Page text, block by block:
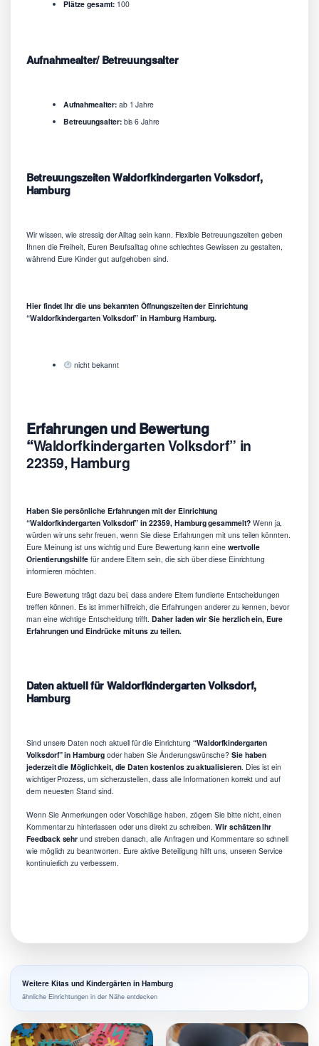
Plätze gesamt:100
Aufnahmealter/ Betreuungsalter
Aufnahmealter:ab 1 Jahre
Betreuungsalter:bis 6 Jahre
Betreuungszeiten Waldorfkindergarten Volksdorf,
Hamburg
Wir wissen, wie stressig der Alltag sein kann. Flexible Betreuungszeiten geben
Ihnen die Freiheit, Euren Berufsalltag ohne schlechtes Gewissen zu gestalten,
während Eure Kinder gut aufgehoben sind.
Hier findet Ihr die uns bekannten Öffnungszeiten der Einrichtung
“Waldorfkindergarten Volksdorf” in Hamburg Hamburg.
nicht bekannt
Erfahrungen und Bewertung
“Waldorfkindergarten Volksdorf” in
22359, Hamburg
Haben Sie persönliche Erfahrungen mit der Einrichtung
“Waldorfkindergarten Volksdorf” in 22359, Hamburg gesammelt?Wenn ja,
würden wir uns sehr freuen, wenn Sie diese Erfahrungen mit uns teilen könnten.
Eure Meinung ist uns wichtig und Eure Bewertung kann eine wertvolle
Orientierungshilfe für andere Eltern sein, die sich über diese Einrichtung
informieren möchten.
Eure Bewertung trägt dazu bei, dass andere Eltern fundierte Entscheidungen
treffen können. Es ist immer hilfreich, die Erfahrungen anderer zu kennen, bevor
man eine wichtige Entscheidung trifft. Daher laden wir Sie herzlich ein, Eure
Erfahrungen und Eindrücke mit uns zu teilen.
Daten aktuell für Waldorfkindergarten Volksdorf,
Hamburg
Sind unsere Daten noch aktuell für die Einrichtung“Waldorfkindergarten
Volksdorf” in Hamburgoder haben Sie Änderungswünsche?Sie haben
jederzeit die Möglichkeit, die Daten kostenlos zu aktualisieren. Dies ist ein
wichtiger Prozess, um sicherzustellen, dass alle Informationen korrekt und auf
dem neuesten Stand sind.
Wenn Sie Anmerkungen oder Vorschläge haben, zögern Sie bitte nicht, einen
Kommentar zu hinterlassen oder uns direkt zu schreiben.Wir schätzen Ihr
Feedback sehr und streben danach, alle Anfragen und Kommentare so schnell
wie möglich zu beantworten. Eure aktive Beteiligung hilft uns, unseren Service
kontinuierlich zu verbessern.
Weitere Kitas und Kindergärten in Hamburg
ähnliche Einrichtungen in der Nähe entdecken